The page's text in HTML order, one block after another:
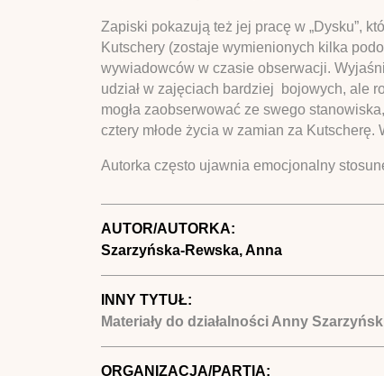
Zapiski pokazują też jej pracę w „Dysku”,
Kutschery (zostaje wymienionych kilka
wywiadowców w czasie obserwacji.
udział w zajęciach bardziej bojowych, ale
mogła zaobserwować ze swego
cztery młode życia w zamian za Kutscherę.
Autorka często ujawnia emocjonalny
AUTOR/AUTORKA:
Szarzyńska-Rewska, Anna
INNY TYTUŁ:
Materiały do działalności Anny
ORGANIZACJA/PARTIA: